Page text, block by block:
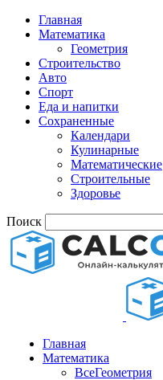
Главная
Математика
Геометрия
Строительство
Авто
Спорт
Еда и напитки
Сохраненные
Календари
Кулинарные
Математические
Строительные
Здоровье
Поиск
Главная
Математика
ВсеГеометрия